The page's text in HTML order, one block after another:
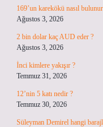
169’un karekökü nasıl
Ağustos 3, 2026
2 bin dolar kaç AUD eder ?
Ağustos 3, 2026
İnci kimlere yakışır ?
Temmuz 31, 2026
12’nin 5 katı nedir ?
Temmuz 30, 2026
Süleyman Demirel hangi